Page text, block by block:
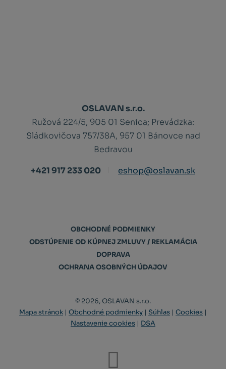
OSLAVAN s.r.o.
Ružová 224/5, 905 01 Senica; Prevádzka:
Sládkovičova 757/38A, 957 01 Bánovce nad
Bedravou
+421 917 233 020
eshop@oslavan.sk
OBCHODNÉ PODMIENKY
ODSTÚPENIE OD KÚPNEJ ZMLUVY / REKLAMÁCIA
DOPRAVA
OCHRANA OSOBNÝCH ÚDAJOV
© 2026, OSLAVAN s.r.o.
Mapa stránok | Obchodné podmienky | Súhlas | Cookies |
Nastavenie cookies | DSA